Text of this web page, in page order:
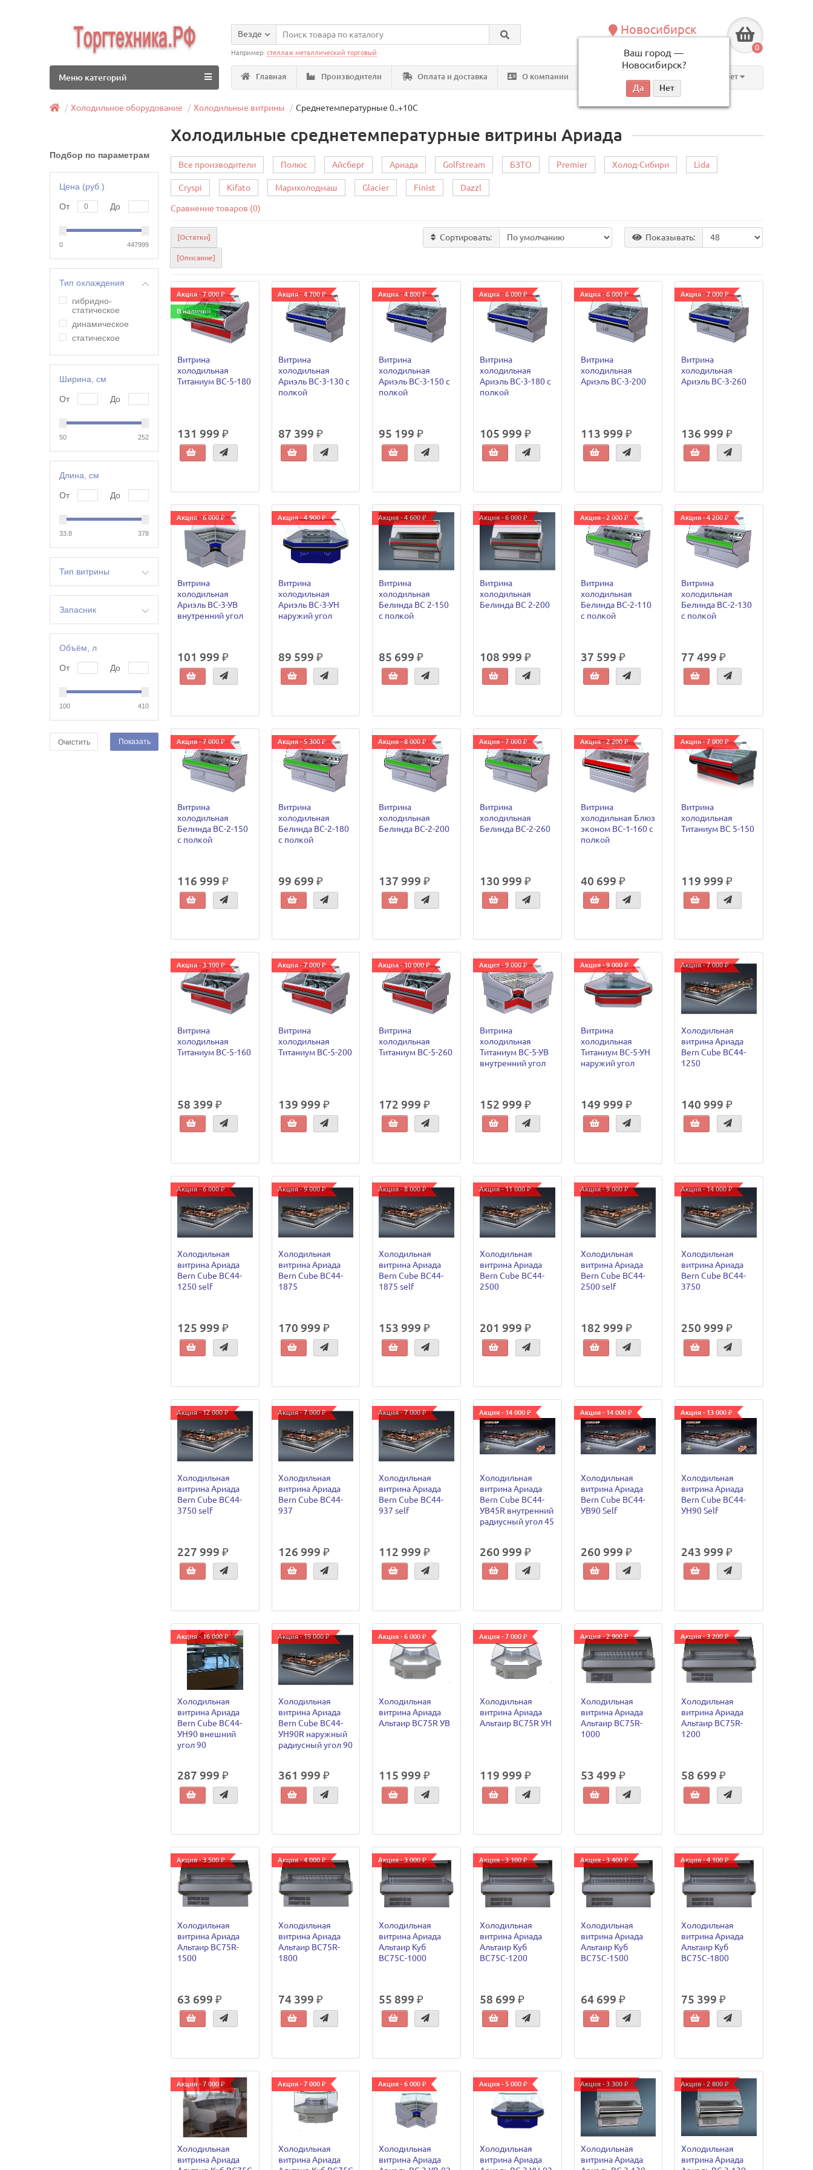
Новосибирск
Ваш город —
Новосибирск?
по будням, с 09:00 до 18:00
0
Везде
Например:стеллаж металлический торговый
Главная Производители Оплата и доставка О компании Личный кабинет
Меню категорий
Холодильное оборудование Холодильные витрины Среднетемпературные 0..+10C
Подбор по параметрам
Цена (руб.)
От До
0 447999
Тип охлаждения
гибридно-
статическое
динамическое
статическое
Ширина, см
От До
50 252
Длина, см
От До
33.8 378
Тип витрины
гастрономическая
морозильная
открытая
среднетемпературная
угловая
универсальная
Запасник
да
нет
Объём, л
От До
100 410
Очистить Показать
Холодильные среднетемпературные витрины Ариада
Все производители Полюс Айсберг Ариада Golfstream БЗТО Premier Холод-Сибири Lida
Cryspi Kifato Марихолодмаш Glacier Finist Dazzl
Сравнение товаров (0)
[Остатки]
[Описание]
Сортировать: Показывать:
Акция - 7 000 ₽
В наличии
Витрина
холодильная
Титаниум ВС-5-180
131 999 ₽
Акция - 4 700 ₽
Витрина
холодильная
Ариэль ВС-3-130 с
полкой
87 399 ₽
Акция - 4 800 ₽
Витрина
холодильная
Ариэль ВС-3-150 с
полкой
95 199 ₽
Акция - 6 000 ₽
Витрина
холодильная
Ариэль ВС-3-180 с
полкой
105 999 ₽
Акция - 6 000 ₽
Витрина
холодильная
Ариэль ВС-3-200
113 999 ₽
Акция - 7 000 ₽
Витрина
холодильная
Ариэль ВС-3-260
136 999 ₽
Акция - 6 000 ₽
Витрина
холодильная
Ариэль ВС-3-УВ
внутренний угол
101 999 ₽
Акция - 4 900 ₽
Витрина
холодильная
Ариэль ВС-3-УН
наружий угол
89 599 ₽
Акция - 4 600 ₽
Витрина
холодильная
Белинда ВС 2-150
c полкой
85 699 ₽
Акция - 6 000 ₽
Витрина
холодильная
Белинда ВС 2-200
108 999 ₽
Акция - 2 000 ₽
Витрина
холодильная
Белинда ВС-2-110
с полкой
37 599 ₽
Акция - 4 200 ₽
Витрина
холодильная
Белинда ВС-2-130
с полкой
77 499 ₽
Акция - 7 000 ₽
Витрина
холодильная
Белинда ВС-2-150
с полкой
116 999 ₽
Акция - 5 300 ₽
Витрина
холодильная
Белинда ВС-2-180
с полкой
99 699 ₽
Акция - 8 000 ₽
Витрина
холодильная
Белинда ВС-2-200
137 999 ₽
Акция - 7 000 ₽
Витрина
холодильная
Белинда ВС-2-260
130 999 ₽
Акция - 2 200 ₽
Витрина
холодильная Блюз
эконом ВС-1-160 с
полкой
40 699 ₽
Акция - 7 000 ₽
Витрина
холодильная
Титаниум ВС 5-150
119 999 ₽
Акция - 3 100 ₽
Витрина
холодильная
Титаниум ВС-5-160
58 399 ₽
Акция - 7 000 ₽
Витрина
холодильная
Титаниум ВС-5-200
139 999 ₽
Акция - 10 000 ₽
Витрина
холодильная
Титаниум ВС-5-260
172 999 ₽
Акция - 9 000 ₽
Витрина
холодильная
Титаниум ВС-5-УВ
внутренний угол
152 999 ₽
Акция - 9 000 ₽
Витрина
холодильная
Титаниум ВС-5-УН
наружий угол
149 999 ₽
Акция - 7 000 ₽
Холодильная
витрина Ариада
Bern Cube ВС44-
1250
140 999 ₽
Акция - 6 000 ₽
Холодильная
витрина Ариада
Bern Cube ВС44-
1250 self
125 999 ₽
Акция - 9 000 ₽
Холодильная
витрина Ариада
Bern Cube ВС44-
1875
170 999 ₽
Акция - 8 000 ₽
Холодильная
витрина Ариада
Bern Cube ВС44-
1875 self
153 999 ₽
Акция - 11 000 ₽
Холодильная
витрина Ариада
Bern Cube ВС44-
2500
201 999 ₽
Акция - 9 000 ₽
Холодильная
витрина Ариада
Bern Cube ВС44-
2500 self
182 999 ₽
Акция - 14 000 ₽
Холодильная
витрина Ариада
Bern Cube ВС44-
3750
250 999 ₽
Акция - 12 000 ₽
Холодильная
витрина Ариада
Bern Cube ВС44-
3750 self
227 999 ₽
Акция - 7 000 ₽
Холодильная
витрина Ариада
Bern Cube ВС44-
937
126 999 ₽
Акция - 7 000 ₽
Холодильная
витрина Ариада
Bern Cube ВС44-
937 self
112 999 ₽
Акция - 14 000 ₽
Холодильная
витрина Ариада
Bern Cube ВС44-
УВ45R внутренний
радиусный угол 45
260 999 ₽
Акция - 14 000 ₽
Холодильная
витрина Ариада
Bern Cube ВС44-
УВ90 Self
260 999 ₽
Акция - 13 000 ₽
Холодильная
витрина Ариада
Bern Cube ВС44-
УН90 Self
243 999 ₽
Акция - 16 000 ₽
Холодильная
витрина Ариада
Bern Cube ВС44-
УН90 внешний
угол 90
287 999 ₽
Акция - 19 000 ₽
Холодильная
витрина Ариада
Bern Cube ВС44-
УН90R наружный
радиусный угол 90
361 999 ₽
Акция - 6 000 ₽
Холодильная
витрина Ариада
Альтаир ВС75R УВ
115 999 ₽
Акция - 7 000 ₽
Холодильная
витрина Ариада
Альтаир ВС75R УН
119 999 ₽
Акция - 2 900 ₽
Холодильная
витрина Ариада
Альтаир ВС75R-
1000
53 499 ₽
Акция - 3 200 ₽
Холодильная
витрина Ариада
Альтаир ВС75R-
1200
58 699 ₽
Акция - 3 500 ₽
Холодильная
витрина Ариада
Альтаир ВС75R-
1500
63 699 ₽
Акция - 4 000 ₽
Холодильная
витрина Ариада
Альтаир ВС75R-
1800
74 399 ₽
Акция - 3 000 ₽
Холодильная
витрина Ариада
Альтаир Куб
ВС75C-1000
55 899 ₽
Акция - 3 100 ₽
Холодильная
витрина Ариада
Альтаир Куб
ВС75C-1200
58 699 ₽
Акция - 3 400 ₽
Холодильная
витрина Ариада
Альтаир Куб
ВС75C-1500
64 699 ₽
Акция - 4 100 ₽
Холодильная
витрина Ариада
Альтаир Куб
ВС75C-1800
75 399 ₽
Акция - 7 000 ₽
Холодильная
витрина Ариада
Акция - 7 000 ₽
Холодильная
витрина Ариада
Акция - 6 000 ₽
Холодильная
витрина Ариада
Акция - 5 000 ₽
Холодильная
витрина Ариада
Акция - 3 300 ₽
Холодильная
витрина Ариада
Акция - 2 800 ₽
Холодильная
витрина Ариада